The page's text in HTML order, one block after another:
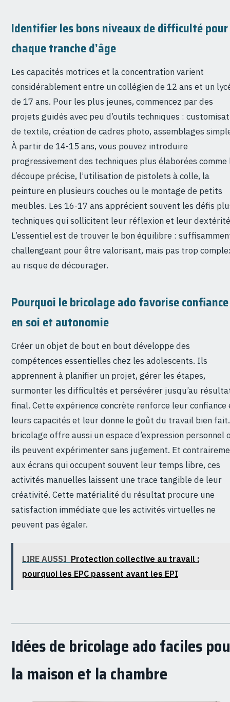
Identifier les bons niveaux de difficulté pour
chaque tranche d’âge
Les capacités motrices et la concentration varient
considérablement entre un collégien de 12 ans et un
de 17 ans. Pour les plus jeunes, commencez par des
projets guidés avec peu d’outils techniques :
de textile, création de cadres photo, assemblages
À partir de 14-15 ans, vous pouvez introduire
progressivement des techniques plus élaborées comme
découpe précise, l’utilisation de pistolets à colle, la
peinture en plusieurs couches ou le montage de petits
meubles. Les 16-17 ans apprécient souvent les défis
techniques qui sollicitent leur réflexion et leur
L’essentiel est de trouver le bon équilibre :
challengeant pour être valorisant, mais pas trop
au risque de décourager.
Pourquoi le bricolage ado favorise confiance
en soi et autonomie
Créer un objet de bout en bout développe des
compétences essentielles chez les adolescents. Ils
apprennent à planifier un projet, gérer les étapes,
surmonter les difficultés et persévérer jusqu’au
final. Cette expérience concrète renforce leur confiance
leurs capacités et leur donne le goût du travail bien
bricolage offre aussi un espace d’expression personnel
ils peuvent expérimenter sans jugement. Et
aux écrans qui occupent souvent leur temps libre, ces
activités manuelles laissent une trace tangible de leur
créativité. Cette matérialité du résultat procure une
satisfaction immédiate que les activités virtuelles ne
peuvent pas égaler.
LIRE AUSSI Protection collective au travail :
pourquoi les EPC passent avant les EPI
Idées de bricolage ado faciles
la maison et la chambre